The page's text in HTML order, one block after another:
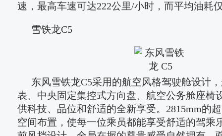
速，最高车速可达222公里/小时，而平均油耗
雪铁龙C5
东风雪铁龙C5采用的航空风格驾驶舱设计
表、中央固定集控式方向盘、航空公务舱座椅
供科技、品位和舒适的全新享受。2815mm的
空间布置，使每一位乘员都能享受舒适的驾乘